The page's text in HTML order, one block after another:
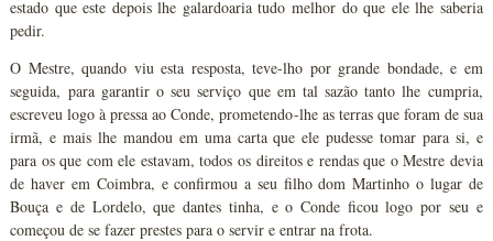
estado que este depois lhe galardoaria tudo melhor do que ele lhe saberia
pedir.
O Mestre, quando viu esta resposta, teve-lho por grande bondade, e em
seguida, para garantir o seu serviço que em tal sazão tanto lhe cumpria,
escreveu logo à pressa ao Conde, prometendo-lhe as terras que foram de sua
irmã, e mais lhe mandou em uma carta que ele pudesse tomar para si, e
para os que com ele estavam, todos os direitos e rendas que o Mestre devia
de haver em Coimbra, e confirmou a seu filho dom Martinho o lugar de
Bouça e de Lordelo, que dantes tinha, e o Conde ficou logo por seu e
começou de se fazer prestes para o servir e entrar na frota.